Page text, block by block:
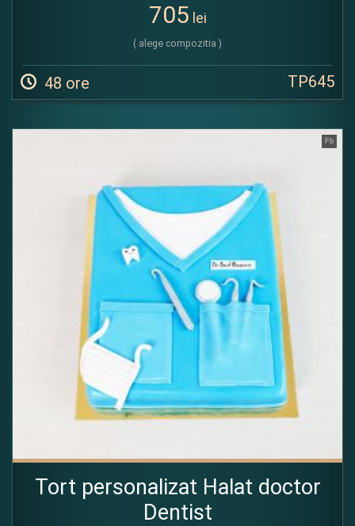
705 lei
( alege compozitia )
48 ore TP645
Fb
Tort personalizat Halat doctor
Dentist